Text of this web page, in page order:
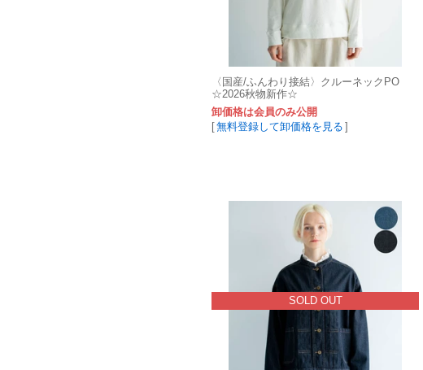
〈国産/ふんわり接結〉クルーネックPO
☆2026秋物新作☆
卸価格は会員のみ公開
[無料登録して卸価格を見る ]
SOLD OUT